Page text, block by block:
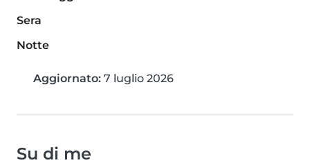
Sera
Notte
Aggiornato: 7 luglio 2026
Su di me